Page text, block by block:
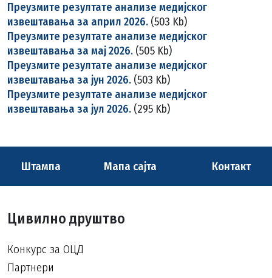
Преузмите резултате анализе медијског
извештавања за април 2026. (503 Kb)
Преузмите резултате анализе медијског
извештавања за мај 2026. (505 Kb)
Преузмите резултате анализе медијског
извештавања за јун 2026. (503 Kb)
Преузмите резултате анализе медијског
извештавања за јул 2026. (295 Kb)
Штампа Мапа сајта Контакт
Цивилно друштво
Конкурс за ОЦД
Партнери